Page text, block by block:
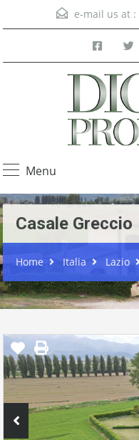
e-mail us at :
Menu
Casale Greccio
Home Italia Lazio